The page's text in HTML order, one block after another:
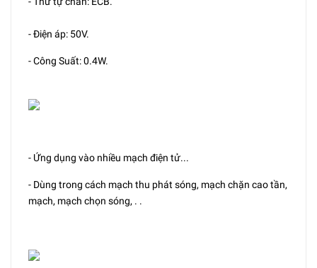
- Điện áp: 50V.
- Công Suất: 0.4W.
- Ứng dụng vào nhiều mạch điện tử...
- Dùng trong cách mạch thu phát sóng, mạch chặn cao tần,
mạch, mạch chọn sóng, . .